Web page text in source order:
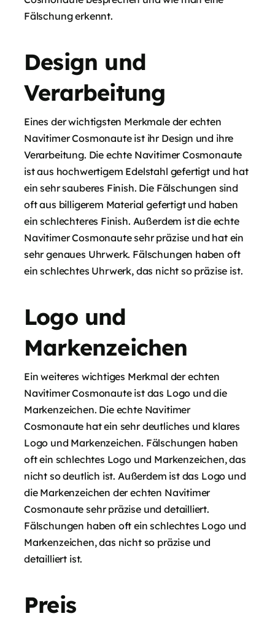
Fälschung erkennt.
Design und
Verarbeitung
Eines der wichtigsten Merkmale der echten
Navitimer Cosmonaute ist ihr Design und ihre
Verarbeitung. Die echte Navitimer Cosmonaute
ist aus hochwertigem Edelstahl gefertigt und hat
ein sehr sauberes Finish. Die Fälschungen sind
oft aus billigerem Material gefertigt und haben
ein schlechteres Finish. Außerdem ist die echte
Navitimer Cosmonaute sehr präzise und hat ein
sehr genaues Uhrwerk. Fälschungen haben oft
ein schlechtes Uhrwerk, das nicht so präzise ist.
Logo und
Markenzeichen
Ein weiteres wichtiges Merkmal der echten
Navitimer Cosmonaute ist das Logo und die
Markenzeichen. Die echte Navitimer
Cosmonaute hat ein sehr deutliches und klares
Logo und Markenzeichen. Fälschungen haben
oft ein schlechtes Logo und Markenzeichen, das
nicht so deutlich ist. Außerdem ist das Logo und
die Markenzeichen der echten Navitimer
Cosmonaute sehr präzise und detailliert.
Fälschungen haben oft ein schlechtes Logo und
Markenzeichen, das nicht so präzise und
detailliert ist.
Preis